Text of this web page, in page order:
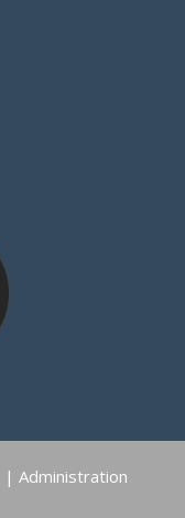
| Administration